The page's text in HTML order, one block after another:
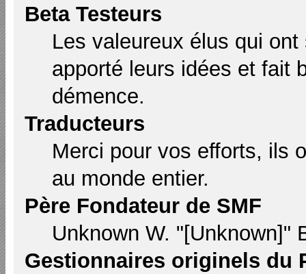
Beta Testeurs
Les valeureux élus qui
apporté leurs idées et fait
démence.
Traducteurs
Merci pour vos efforts, ils
au monde entier.
Père Fondateur de SMF
Unknown W. "[Unknown]"
Gestionnaires originels du